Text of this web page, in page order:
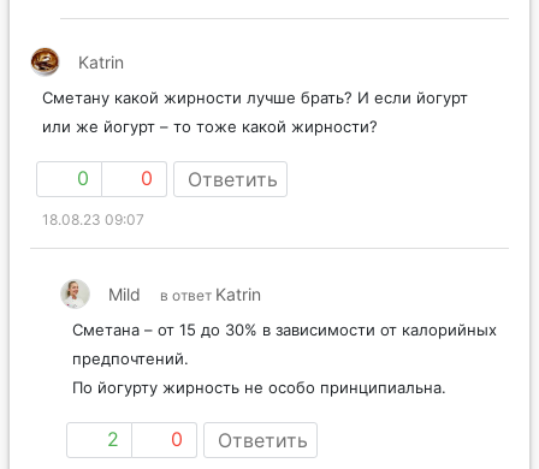
Katrin
Сметану какой жирности лучше брать? И если йогурт
или же йогурт – то тоже какой жирности?
0 0 Ответить
18.08.23 09:07
Mild в ответ Katrin
Сметана – от 15 до 30% в зависимости от калорийных
предпочтений.
По йогурту жирность не особо принципиальна.
2 0 Ответить